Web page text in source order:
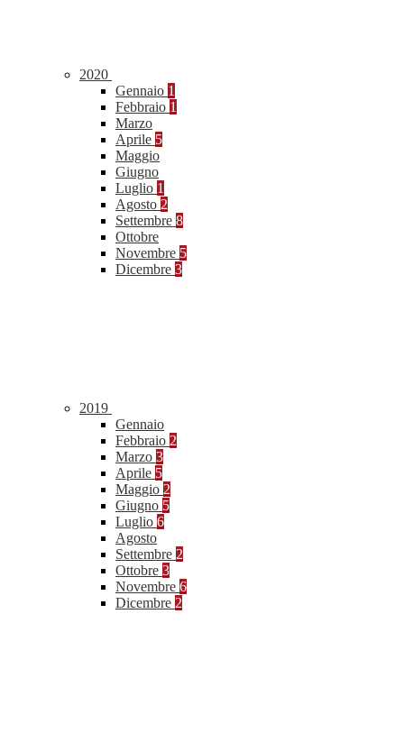
2020
Gennaio 1
Febbraio 1
Marzo
Aprile 5
Maggio
Giugno
Luglio 1
Agosto 2
Settembre 8
Ottobre
Novembre 5
Dicembre 3
2019
Gennaio
Febbraio 2
Marzo 3
Aprile 5
Maggio 2
Giugno 5
Luglio 6
Agosto
Settembre 2
Ottobre 3
Novembre 6
Dicembre 2